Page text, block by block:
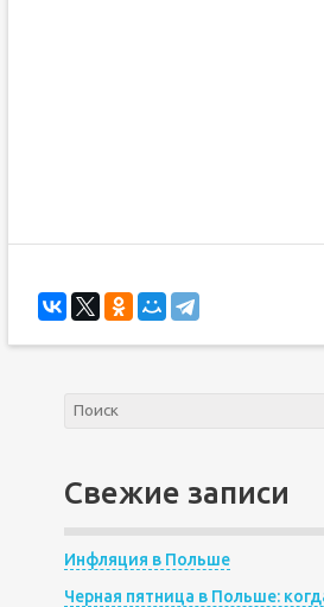
Свежие записи
Инфляция в Польше
Черная пятница в Польше: